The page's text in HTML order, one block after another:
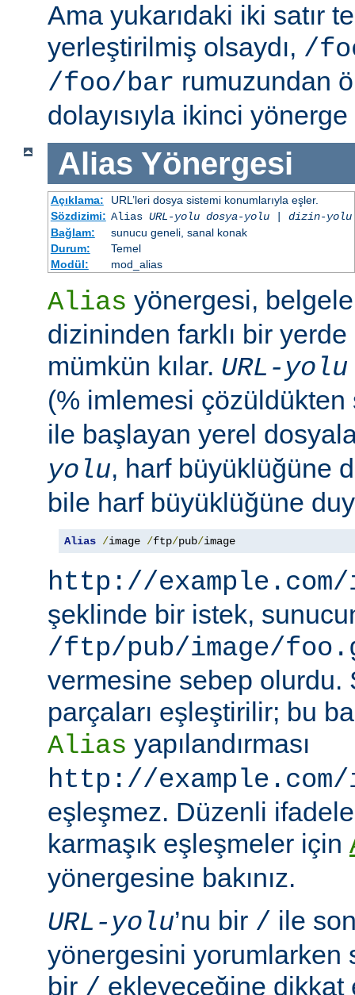
Ama yukarıdaki iki satır
yerleştirilmiş olsaydı, /
/foo/bar rumuzundan
dolayısıyla ikinci yönerge
Alias Yönergesi
Açıklama:
URL’leri dosya sistemi konumlarıyla eşler.
Sözdizimi: Alias URL-yolu dosya-yolu| dizin-yolu
Bağlam:
sunucu geneli, sanal konak
Durum:
Temel
Modül:
mod_alias
Alias yönergesi,
dizininden farklı bir yerde
mümkün kılar. URL-yolu
(% imlemesi
ile başlayan yerel
yolu, harf büyüklüğüne
bile harf büyüklüğüne
Alias /image /ftp/pub/image
http://
şeklinde bir istek,
/ftp/pub/image/
vermesine sebep olurdu.
parçaları eşleştirilir; bu
Alias yapılandırması
http://
eşleşmez. Düzenli
karmaşık eşleşmeler için
yönergesine bakınız.
URL-yolu’nu bir / ile
yönergesini yorumlarken
bir / ekleyeceğine dikkat